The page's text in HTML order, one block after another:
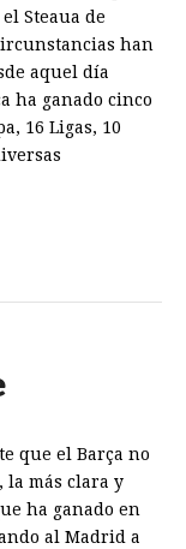
Steaua de
han
aquel día
ha ganado cinco
16 Ligas, 10
que el Barça no
la más clara y
ha ganado en
al Madrid a